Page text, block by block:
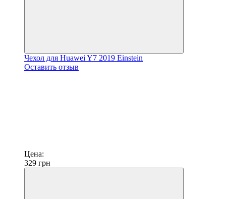
Чехол для Huawei Y7 2019 Einstein
Оставить отзыв
Цена:
329 грн